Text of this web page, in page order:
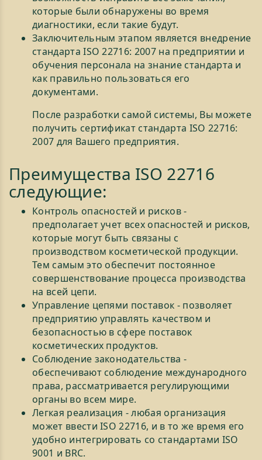
которые были обнаружены во время
диагностики, если такие будут.
Заключительным этапом является внедрение
стандарта ISO 22716: 2007 на предприятии и
обучения персонала на знание стандарта и
как правильно пользоваться его
документами.
После разработки самой системы, Вы можете
получить сертификат стандарта ISO 22716:
2007 для Вашего предприятия.
Преимущества ISO 22716
следующие:
Контроль опасностей и рисков -
предполагает учет всех опасностей и рисков,
которые могут быть связаны с
производством косметической продукции.
Тем самым это обеспечит постоянное
совершенствование процесса производства
на всей цепи.
Управление цепями поставок - позволяет
предприятию управлять качеством и
безопасностью в сфере поставок
косметических продуктов.
Соблюдение законодательства -
обеспечивают соблюдение международного
права, рассматривается регулирующими
органы во всем мире.
Легкая реализация - любая организация
может ввести ISO 22716, и в то же время его
удобно интегрировать со стандартами ISO
9001 и BRC.